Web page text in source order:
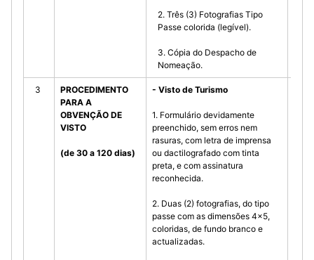
2. Três (3) Fotografias Tipo
Passe colorida (legível).
3. Cópia do Despacho de
Nomeação.
3
PROCEDIMENTO
PARA A
OBVENÇÃO DE
VISTO
(de 30 a 120 dias)
- Visto de Turismo
1. Formulário devidamente
preenchido, sem erros nem
rasuras, com letra de imprensa
ou dactilografado com tinta
preta, e com assinatura
reconhecida.
2. Duas (2) fotografias, do tipo
passe com as dimensões 4x5,
coloridas, de fundo branco e
actualizadas.